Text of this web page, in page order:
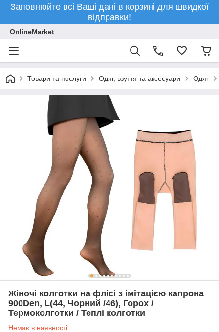
Заповнюйте всі Ваші дані в корзині для швидкої
відправки!
OnlineMarket
Товари та послуги Одяг, взуття та аксесуари Одяг
Жіночі колготки на флісі з імітацією капрона
900Den, L(44, Чорний /46), Горох /
Термоколготки / Теплі колготки
Немає в наявності